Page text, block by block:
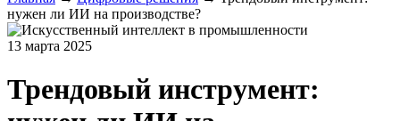
нужен ли ИИ на производстве?
13 марта 2025
Трендовый инструмент: